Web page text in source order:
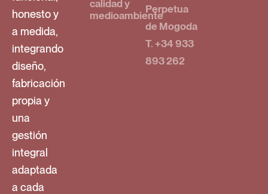
honesto y
a medida,
integrando
diseño,
fabricación
propia y
una
gestión
integral
adaptada
a cada
calidad y
medioambiente
Perpetua
de Mogoda
T. +34 933
893 262